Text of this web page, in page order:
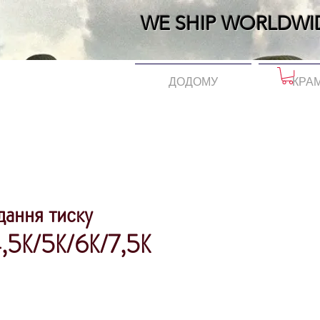
WE SHIP
ДОДОМУ
тиску
5К/6К/7,5К